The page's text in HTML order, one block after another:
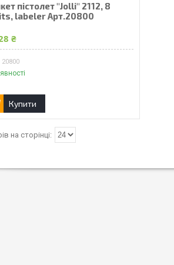
пістолет "Jollі" 2112, 8
labeler Арт.20800
₴
20800
Купити